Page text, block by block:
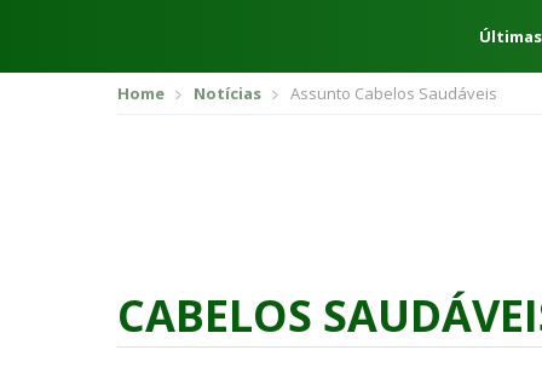
Home Notícias Assunto Cabelos Saudáveis
CABELOS